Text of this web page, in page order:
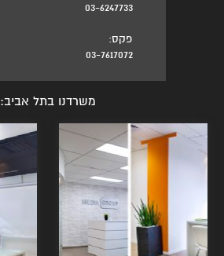
03-6247733
פקס:
03-7617072
משרדנו בתל אביב: